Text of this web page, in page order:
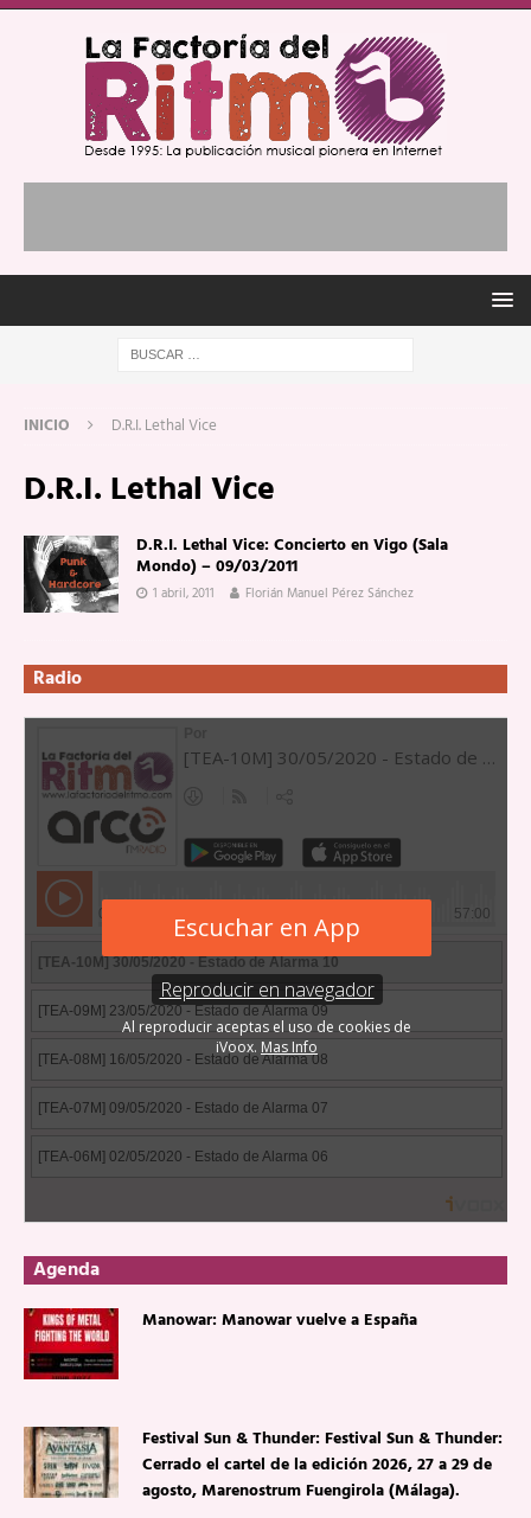
INICIO D.R.I. Lethal Vice
D.R.I. Lethal Vice
D.R.I. Lethal Vice: Concierto en Vigo (Sala
Mondo) – 09/03/2011
1 abril, 2011 Florián Manuel Pérez Sánchez
Radio
Agenda
Manowar: Manowar vuelve a España
Festival Sun & Thunder: Festival Sun & Thunder:
Cerrado el cartel de la edición 2026, 27 a 29 de
agosto, Marenostrum Fuengirola (Málaga).